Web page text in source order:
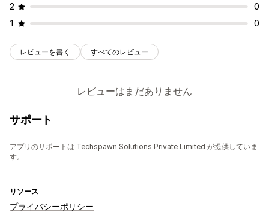
2
0
1
0
レビューを書く すべてのレビュー
レビューはまだありません
サポート
アプリのサポートは Techspawn Solutions Private Limited が提供していま
す。
リソース
プライバシーポリシー